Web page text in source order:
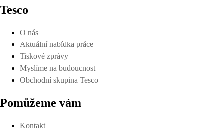
Tesco
O nás
Aktuální nabídka práce
Tiskové zprávy
Myslíme na budoucnost
Obchodní skupina Tesco
Pomůžeme vám
Kontakt